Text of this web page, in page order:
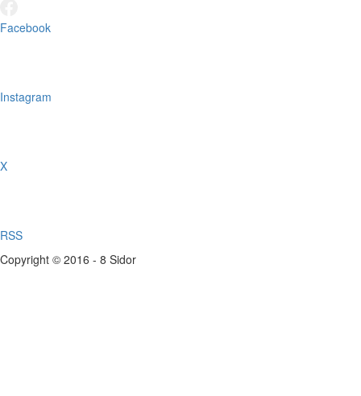
Facebook
Instagram
X
RSS
Copyright © 2016 - 8 Sidor